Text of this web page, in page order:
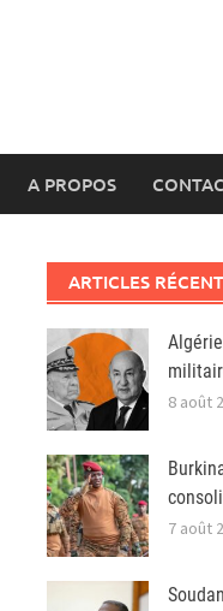
A PROPOS
ARTICLES
8 août
7 août